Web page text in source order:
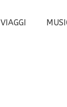
VIAGGI